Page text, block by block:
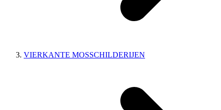
VIERKANTE MOSSCHILDERIJEN